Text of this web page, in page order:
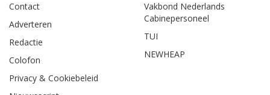
Contact
Adverteren
Redactie
Colofon
Privacy & Cookiebeleid
Vakbond Nederlands
Cabinepersoneel
TUI
NEWHEAP